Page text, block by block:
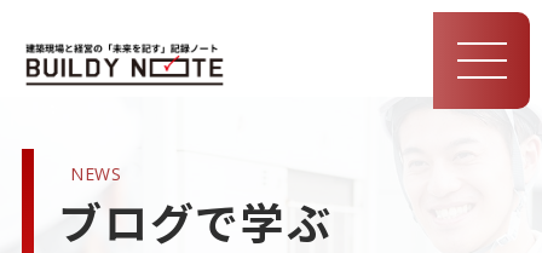
MEN
U
NEWS
ブログで学ぶ